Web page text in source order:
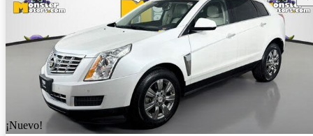
¡Nuevo!